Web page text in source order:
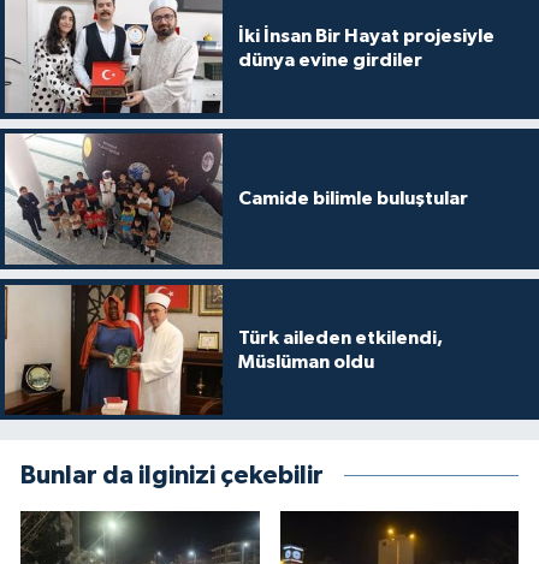
İki İnsan Bir Hayat projesiyle
dünya evine girdiler
Camide bilimle buluştular
Türk aileden etkilendi,
Müslüman oldu
Bunlar da ilginizi çekebilir
Gümüşhane Müftülüğü
Hakkari Müftülüğü
Hatay Müftülüğü
Iğdır Müftülüğü
Isparta Müftülüğü
İstanbul Müftülüğü
Kahramanmaraş Müftülüğü
Karabük Müftülüğü